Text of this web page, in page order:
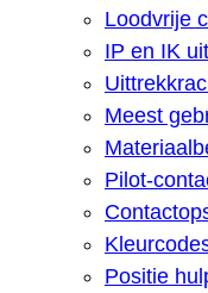
Loodvrije
IP en IK
Meest
Pilot-
Positie